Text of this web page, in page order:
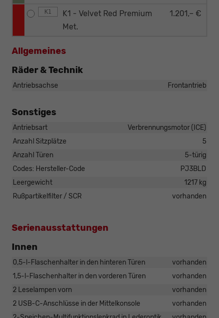
K1
K1 - Velvet Red Premium
Met.
1.201,– €
Allgemeines
Räder & Technik
Antriebsachse Frontantrieb
Sonstiges
Antriebsart
Verbrennungsmotor (ICE)
Anzahl Sitzplätze
5
Anzahl Türen
5-türig
Codes: Hersteller-Code
PJ3BLD
Leergewicht
1217 kg
Rußpartikelfilter / SCR
vorhanden
Serienausstattungen
Innen
0,5-l-Flaschenhalter in den hinteren Türen
vorhanden
1,5-l-Flaschenhalter in den vorderen Türen
vorhanden
2 Leselampen vorn
vorhanden
2 USB-C-Anschlüsse in der Mittelkonsole
vorhanden